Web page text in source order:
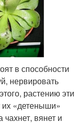
в способности
нервировать
растению эти
их «детеныши»
вянет и